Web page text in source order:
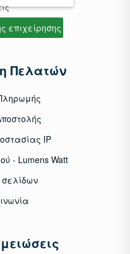
επιχείρησης
Πελατών
IP
- Lumens Watt